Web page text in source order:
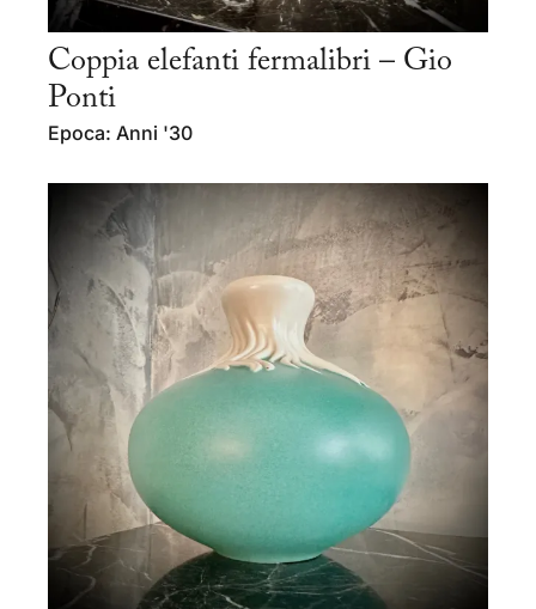
Coppia elefanti fermalibri – Gio
Ponti
Epoca: Anni '30